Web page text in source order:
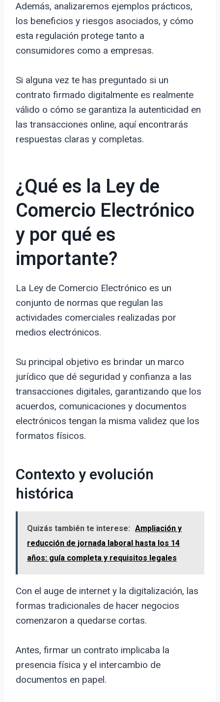
Además, analizaremos ejemplos prácticos,
los beneficios y riesgos asociados, y cómo
esta regulación protege tanto a
consumidores como a empresas.
Si alguna vez te has preguntado si un
contrato firmado digitalmente es realmente
válido o cómo se garantiza la autenticidad en
las transacciones online, aquí encontrarás
respuestas claras y completas.
¿Qué es la Ley de
Comercio Electrónico
y por qué es
importante?
La Ley de Comercio Electrónico es un
conjunto de normas que regulan las
actividades comerciales realizadas por
medios electrónicos.
Su principal objetivo es brindar un marco
jurídico que dé seguridad y confianza a las
transacciones digitales, garantizando que los
acuerdos, comunicaciones y documentos
electrónicos tengan la misma validez que los
formatos físicos.
Contexto y evolución
histórica
Quizás también te interese: Ampliación y
reducción de jornada laboral hasta los 14
años: guía completa y requisitos legales
Con el auge de internet y la digitalización, las
formas tradicionales de hacer negocios
comenzaron a quedarse cortas.
Antes, firmar un contrato implicaba la
presencia física y el intercambio de
documentos en papel.